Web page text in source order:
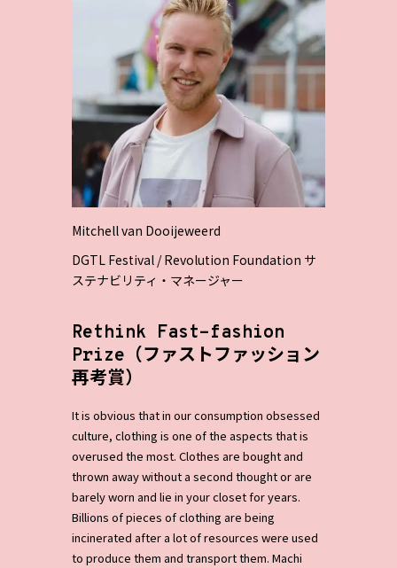
Mitchell van Dooijeweerd
DGTL Festival / Revolution Foundation サ
ステナビリティ・マネージャー
Rethink Fast-fashion
Prize（ファストファッション
再考賞）
It is obvious that in our consumption obsessed
culture, clothing is one of the aspects that is
overused the most. Clothes are bought and
thrown away without a second thought or are
barely worn and lie in your closet for years.
Billions of pieces of clothing are being
incinerated after a lot of resources were used
to produce them and transport them. Machi